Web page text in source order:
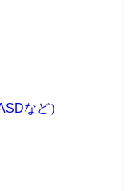
など）